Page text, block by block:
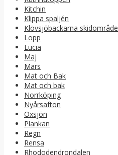
Kitchin
Klippa spaljén
Klövsjöbackarna skidområde
Lopp
Lucia
Maj
Mars
Mat och Bak
Mat och bak
Norrköping
Nyårsafton
Oxsjön
Plankan
Regn
Rensa
Rhododendrondalen